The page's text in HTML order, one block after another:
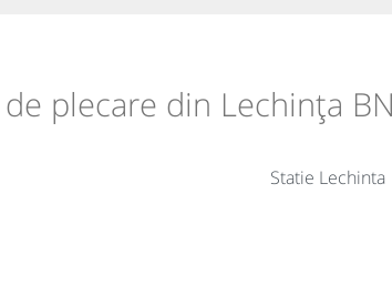
plecare din Lechința
Statie Lechinta